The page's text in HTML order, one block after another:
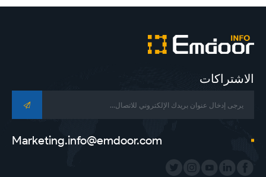
الاشتراكات
Marketing.info@emdoor.com